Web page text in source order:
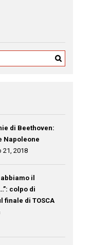
di Beethoven:
Napoleone
21, 2018
il
colpo di
finale di TOSCA